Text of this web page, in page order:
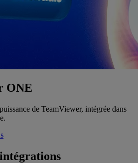
ONE
de TeamViewer, intégrée dans